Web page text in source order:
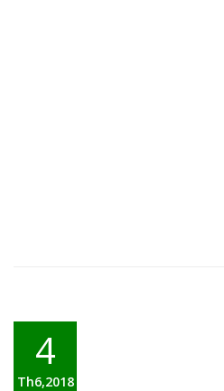
4
Th6,2018